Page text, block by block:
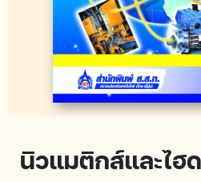
นิวแมติกส์และไฮ